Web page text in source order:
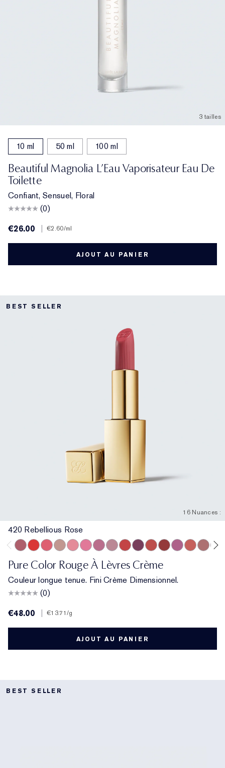
3 tailles
10 ml 50 ml 100 ml
Beautiful Magnolia L’Eau Vaporisateur Eau De
Toilette
Confiant, Sensuel, Floral
(0)
€26.00
€2.60/ml
AJOUT AU PANIER
BEST SELLER
16 Nuances :
420 Rebellious Rose
320 Defiant Coral
826 Modern Muse
260 Eccentric
220 Powerful
410 Dynamic
Pure Color Rouge À Lèvres Crème
Couleur longue tenue. Fini Crème Dimensionnel.
(0)
€48.00
€13.71/g
AJOUT AU PANIER
BEST SELLER